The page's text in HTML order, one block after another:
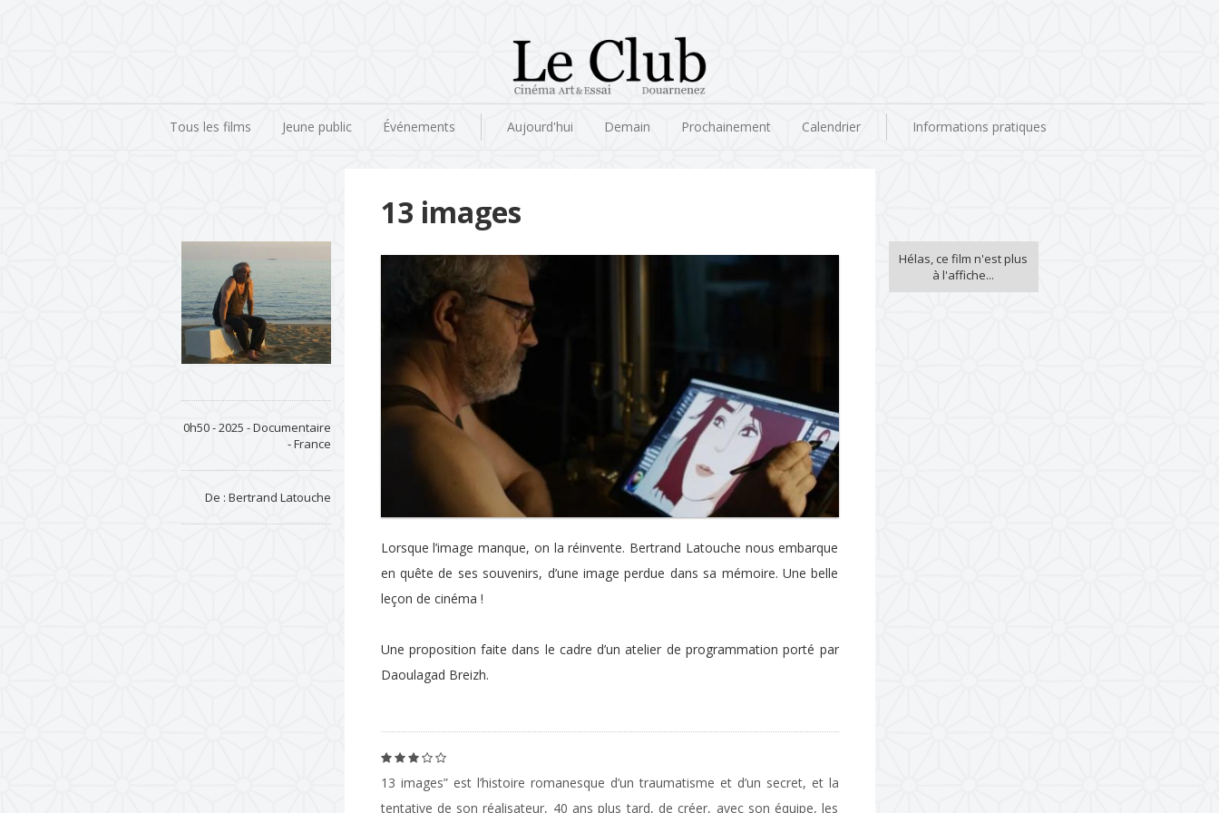
Tous les films Jeune public Événements Aujourd'hui Demain Prochainement Calendrier Informations pratiques
0h50 - 2025 - Documentaire
- France
De : Bertrand Latouche
13 images
Lorsque l’image manque, on la réinvente. Bertrand Latouche nous embarque
en quête de ses souvenirs, d’une image perdue dans sa mémoire. Une belle
leçon de cinéma !
Une proposition faite dans le cadre d’un atelier de programmation porté par
Daoulagad Breizh.
13 images” est l’histoire romanesque d’un traumatisme et d’un secret, et la
tentative de son réalisateur, 40 ans plus tard, de créer, avec son équipe, les
Hélas, ce film n'est plus
à l'affiche...